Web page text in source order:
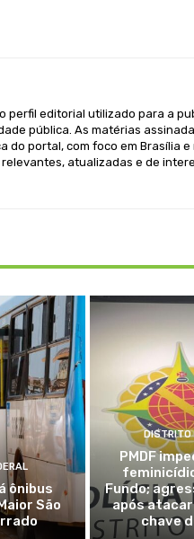
perfil editorial utilizado para a
pública. As matérias
do portal, com foco em Brasília e
atualizadas e de
ônibus
São
DISTRITO
PMDF
Fundo;
após
chave